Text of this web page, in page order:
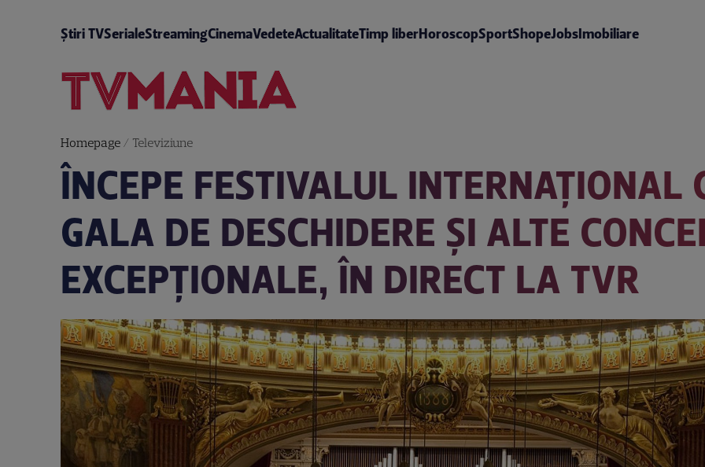
Știri TVSerialeStreamingCinemaVedeteActualitateTimp liberHoroscopSportShopeJobsImobiliare
Homepage/ Televiziune
ÎNCEPE FESTIVALUL INTERNAŢIONAL
GALA DE DESCHIDERE ŞI ALTE
EXCEPŢIONALE, ÎN DIRECT LA TVR